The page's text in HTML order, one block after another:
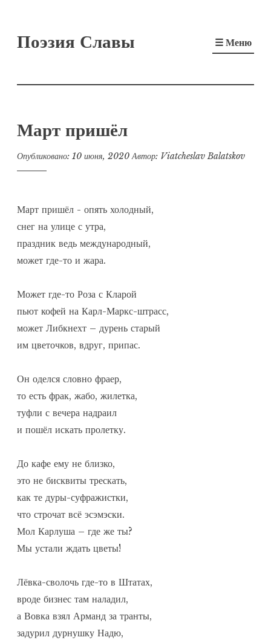
к
Поэзия Славы ☰ Меню
Март пришёл
Опубликовано: 10 июня, 2020Автор: Viatcheslav Balatskov
Март пришёл - опять холодный,
снег на улице с утра,
праздник ведь международный,
может где-то и жара.
Может где-то Роза с Кларой
пьют кофей на Карл-Маркс-штрасс,
может Либкнехт – дурень старый
им цветочков, вдруг, припас.
Он оделся словно фраер,
то есть фрак, жабо, жилетка,
туфли с вечера надраил
и пошёл искать пролетку.
До кафе ему не близко,
это не бисквиты трескать,
как те дуры-суфражистки,
что строчат всё эсэмэски.
Мол Карлуша – где же ты?
Мы устали ждать цветы!
Лёвка-сволочь где-то в Штатах,
вроде бизнес там наладил,
а Вовка взял Арманд за транты,
задурил дурнушку Надю,